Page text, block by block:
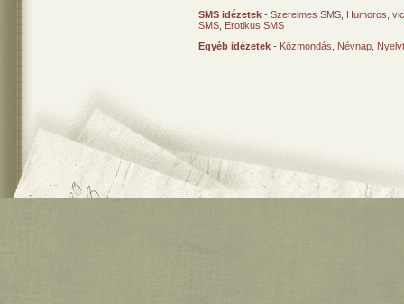
SMS idézetek - Szerelmes SMS Humoros,
SMS Erotikus SMS
Egyéb idézetek - Közmondás Névnap